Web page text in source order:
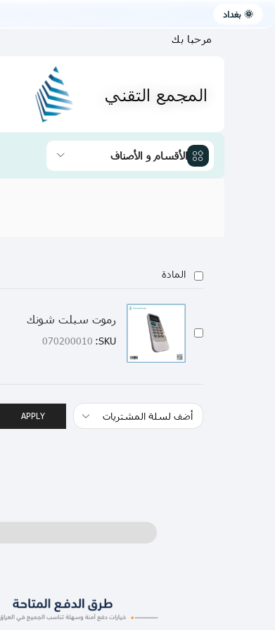
🌞 بغداد
مرحبا بك
المجمع التقني
الأقسام و الأصناف
المادة
رموت سبلت شونك
SKU:
070200010
APPLY